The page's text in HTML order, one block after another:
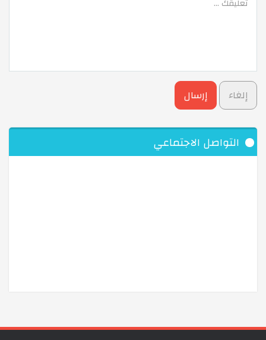
التواصل الاجتماعي